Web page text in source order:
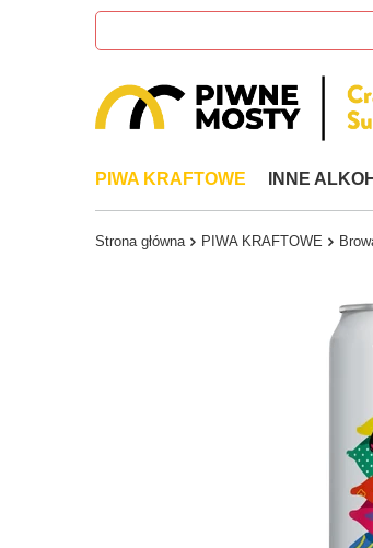
PIWA KRAFTOWE INNE
Strona główna PIWA KRAFTOWE